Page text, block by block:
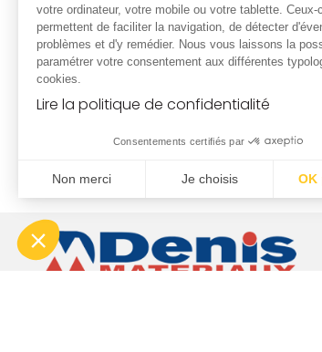
votre ordinateur, votre mobile ou votre tablette. Ceux-
permettent de faciliter la navigation, de détecter
problèmes et d'y remédier. Nous vous laissons la
paramétrer votre consentement aux différentes
cookies.
Lire la politique de confidentialité
Consentements certifiés par
Non merci Je choisis OK
Notre plateforme vous permet d'adapter et de